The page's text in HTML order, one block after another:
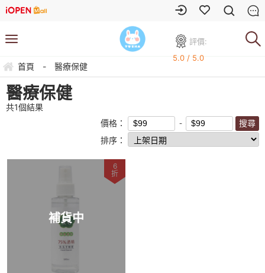
評價:
5.0 / 5.0
首頁 - 醫療保健
醫療保健
共1個結果
價格：
排序：
補貨中
6
折